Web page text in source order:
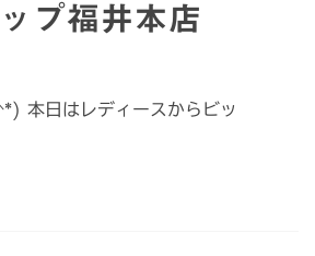
プ福井本店
本日はレディースからビッ